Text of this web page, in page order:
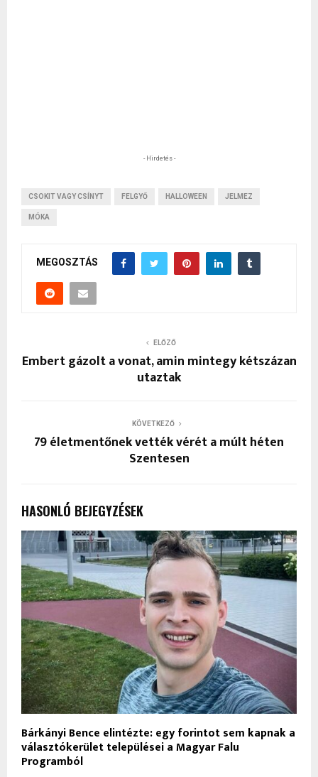
- Hirdetés -
CSOKIT VAGY CSÍNYT FELGYŐ HALLOWEEN JELMEZ
MÓKA
MEGOSZTÁS
ELŐZŐ
Embert gázolt a vonat, amin mintegy kétszázan
utaztak
KÖVETKEZŐ
79 életmentőnek vették vérét a múlt héten
Szentesen
HASONLÓ BEJEGYZÉSEK
Bárkányi Bence elintézte: egy forintot sem kapnak a
választókerület települései a Magyar Falu
Programból